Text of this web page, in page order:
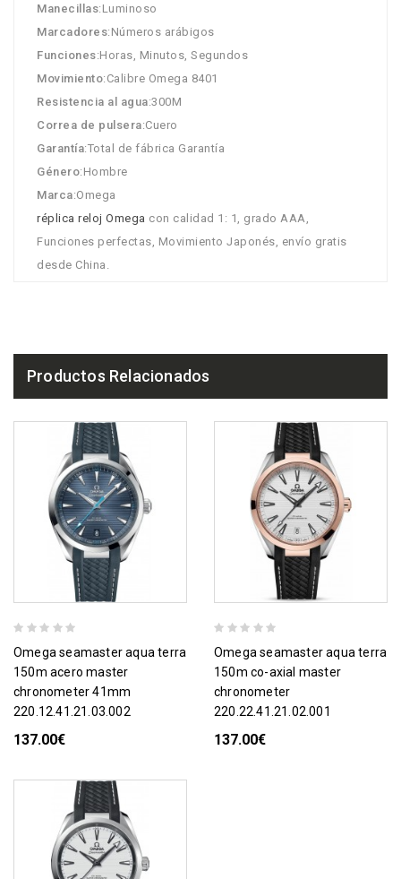
Manecillas:Luminoso
Marcadores:Números arábigos
Funciones:Horas, Minutos, Segundos
Movimiento:Calibre Omega 8401
Resistencia al agua:300M
Correa de pulsera:Cuero
Garantía:Total de fábrica Garantía
Género:Hombre
Marca:Omega
réplica reloj Omega con calidad 1: 1, grado AAA,
Funciones perfectas, Movimiento Japonés, envío gratis
desde China.
Productos Relacionados
omega seamaster aqua terra
150m acero master
chronometer 41mm
220.12.41.21.03.002
137.00€
omega seamaster aqua terra
150m co-axial master
chronometer
220.22.41.21.02.001
137.00€